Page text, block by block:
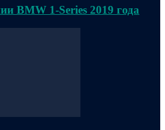
BMW 1-Series 2019 года